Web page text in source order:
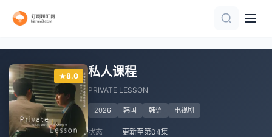
8.0 私人课程
PRIVATE LESSON
2026 韩国 韩语 电视剧
状态 更新至第04集
全24集
更新至第40集
已完结
全集
更新至05集
第4集完结
全集
第13集完结
已完结 共3集
全集